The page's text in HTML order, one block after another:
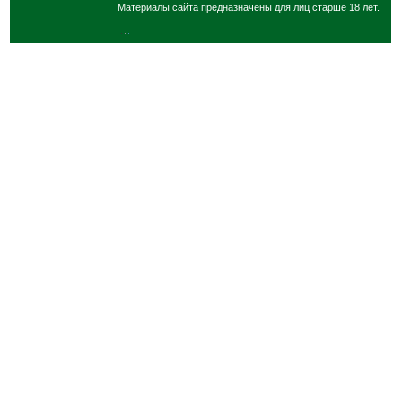
Материалы сайта предназначены для лиц старше 18 лет.